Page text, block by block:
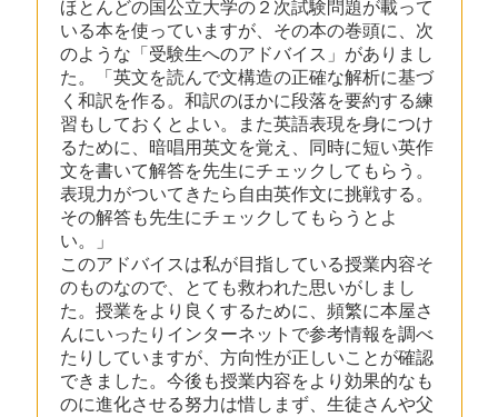
ほとんどの国公立大学の２次試験問題が載って
いる本を使っていますが、その本の巻頭に、次
のような「受験生へのアドバイス」がありまし
た。「英文を読んで文構造の正確な解析に基づ
く和訳を作る。和訳のほかに段落を要約する練
習もしておくとよい。また英語表現を身につけ
るために、暗唱用英文を覚え、同時に短い英作
文を書いて解答を先生にチェックしてもらう。
表現力がついてきたら自由英作文に挑戦する。
その解答も先生にチェックしてもらうとよ
い。」
このアドバイスは私が目指している授業内容そ
のものなので、とても救われた思いがしまし
た。授業をより良くするために、頻繁に本屋さ
んにいったりインターネットで参考情報を調べ
たりしていますが、方向性が正しいことが確認
できました。今後も授業内容をより効果的なも
のに進化させる努力は惜しまず、生徒さんや父